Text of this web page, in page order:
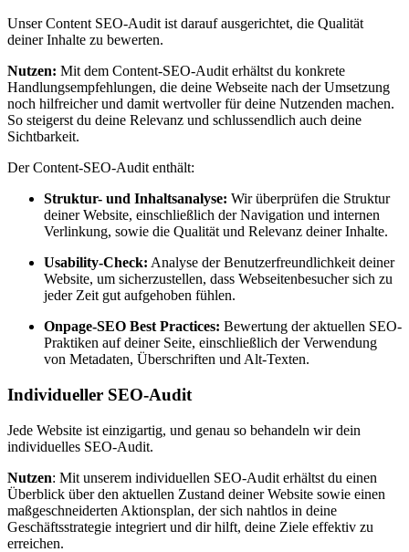
Unser Content SEO-Audit ist darauf ausgerichtet, die Qualität
deiner Inhalte zu bewerten.
Nutzen: Mit dem Content-SEO-Audit erhältst du konkrete
Handlungsempfehlungen, die deine Webseite nach der Umsetzung
noch hilfreicher und damit wertvoller für deine Nutzenden machen.
So steigerst du deine Relevanz und schlussendlich auch deine
Sichtbarkeit.
Der Content-SEO-Audit enthält:
Struktur- und Inhaltsanalyse: Wir überprüfen die Struktur
deiner Website, einschließlich der Navigation und internen
Verlinkung, sowie die Qualität und Relevanz deiner Inhalte.
Usability-Check: Analyse der Benutzerfreundlichkeit deiner
Website, um sicherzustellen, dass Webseitenbesucher sich zu
jeder Zeit gut aufgehoben fühlen.
Onpage-SEO Best Practices: Bewertung der aktuellen SEO-
Praktiken auf deiner Seite, einschließlich der Verwendung
von Metadaten, Überschriften und Alt-Texten.
Individueller SEO-Audit
Jede Website ist einzigartig, und genau so behandeln wir dein
individuelles SEO-Audit.
Nutzen: Mit unserem individuellen SEO-Audit erhältst du einen
Überblick über den aktuellen Zustand deiner Website sowie einen
maßgeschneiderten Aktionsplan, der sich nahtlos in deine
Geschäftsstrategie integriert und dir hilft, deine Ziele effektiv zu
erreichen.